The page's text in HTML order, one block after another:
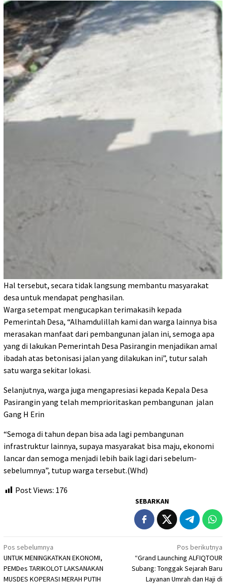
Hal tersebut, secara tidak langsung membantu masyarakat
desa untuk mendapat penghasilan.
Warga setempat mengucapkan terimakasih kepada
Pemerintah Desa, “Alhamdulillah kami dan warga lainnya bisa
merasakan manfaat dari pembangunan jalan ini, semoga apa
yang di lakukan Pemerintah Desa Pasirangin menjadikan amal
ibadah atas betonisasi jalan yang dilakukan ini”, tutur salah
satu warga sekitar lokasi.
Selanjutnya, warga juga mengapresiasi kepada Kepala Desa
Pasirangin yang telah memprioritaskan pembangunan jalan
Gang H Erin
“Semoga di tahun depan bisa ada lagi pembangunan
infrastruktur lainnya, supaya masyarakat bisa maju, ekonomi
lancar dan semoga menjadi lebih baik lagi dari sebelum-
sebelumnya”, tutup warga tersebut.(Whd)
Post Views: 176
SEBARKAN
Navigasi
pos
Pos sebelumnya
UNTUK MENINGKATKAN EKONOMI,
PEMDes TARIKOLOT LAKSANAKAN
MUSDES KOPERASI MERAH PUTIH
Pos berikutnya
“Grand Launching ALFIQTOUR
Subang: Tonggak Sejarah Baru
Layanan Umrah dan Haji di